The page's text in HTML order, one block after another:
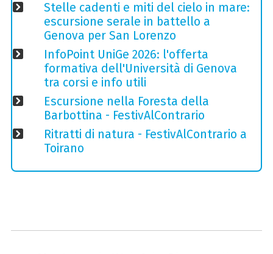
Stelle cadenti e miti del cielo in mare:
escursione serale in battello a
Genova per San Lorenzo
InfoPoint UniGe 2026: l'offerta
formativa dell'Università di Genova
tra corsi e info utili
Escursione nella Foresta della
Barbottina - FestivAlContrario
Ritratti di natura - FestivAlContrario a
Toirano